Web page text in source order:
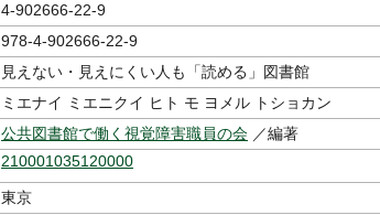
4-902666-22-9
978-4-902666-22-9
見えない・見えにくい人も「読める」図書館
ミエナイ ミエニクイ ヒト モ ヨメル トショカン
公共図書館で働く視覚障害職員の会 ／編著
210001035120000
東京